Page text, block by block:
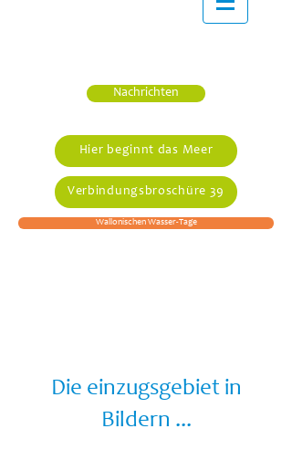
Nachrichten
Hier beginnt das Meer
Verbindungsbroschüre 39
Wallonischen Wasser-Tage
Die einzugsgebiet in
Bildern ...